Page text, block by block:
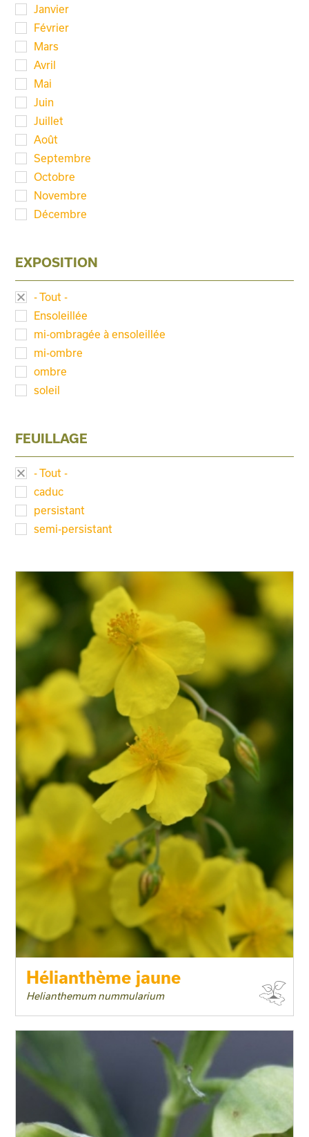
Janvier
Février
Mars
Avril
Mai
Juin
Juillet
Août
Septembre
Octobre
Novembre
Décembre
EXPOSITION
- Tout -
Ensoleillée
mi-ombragée à ensoleillée
mi-ombre
ombre
soleil
FEUILLAGE
- Tout -
caduc
persistant
semi-persistant
Floraison
Feuillage
Hélianthème jaune
Helianthemum nummularium
Floraison
Feuillage
Rusticité